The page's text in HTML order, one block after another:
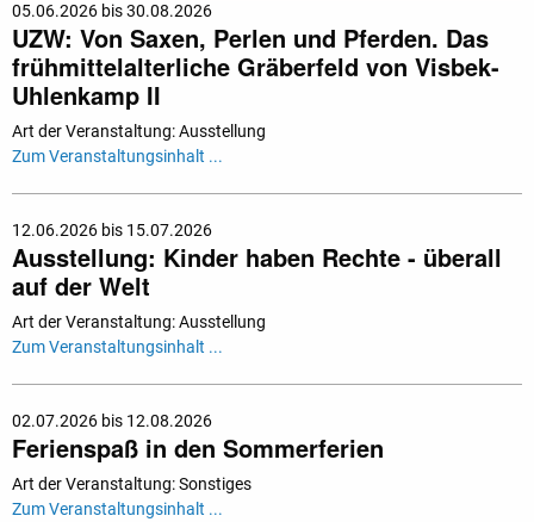
05.06.2026 bis 30.08.2026
UZW: Von Saxen, Perlen und Pferden. Das
frühmittelalterliche Gräberfeld von Visbek-
Uhlenkamp II
Art der Veranstaltung: Ausstellung
Zum Veranstaltungsinhalt ...
12.06.2026 bis 15.07.2026
Ausstellung: Kinder haben Rechte - überall
auf der Welt
Art der Veranstaltung: Ausstellung
Zum Veranstaltungsinhalt ...
02.07.2026 bis 12.08.2026
Ferienspaß in den Sommerferien
Art der Veranstaltung: Sonstiges
Zum Veranstaltungsinhalt ...